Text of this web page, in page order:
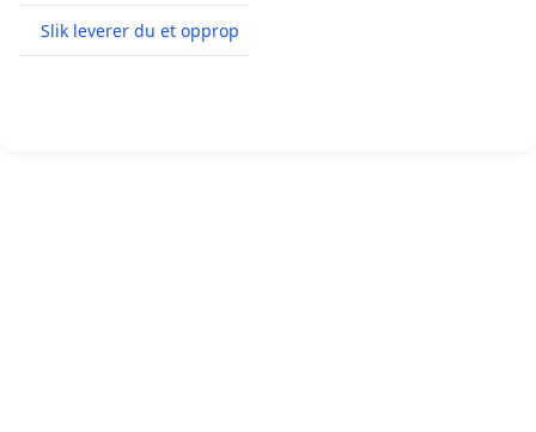
Slik leverer du et opprop